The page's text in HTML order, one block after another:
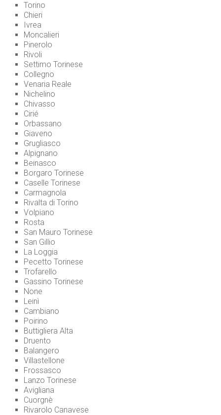
Torino
Chieri
Ivrea
Moncalieri
Pinerolo
Rivoli
Settimo Torinese
Collegno
Venaria Reale
Nichelino
Chivasso
Cirié
Orbassano
Giaveno
Grugliasco
Alpignano
Beinasco
Borgaro Torinese
Caselle Torinese
Carmagnola
Rivalta di Torino
Volpiano
Rosta
San Mauro Torinese
San Gillio
La Loggia
Pecetto Torinese
Trofarello
Gassino Torinese
None
Leinì
Cambiano
Poirino
Buttigliera Alta
Druento
Balangero
Villastellone
Frossasco
Lanzo Torinese
Avigliana
Cuorgnè
Rivarolo Canavese